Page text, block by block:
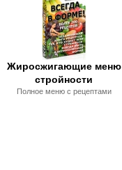
Жиросжигающие меню
стройности
Полное меню с рецептами